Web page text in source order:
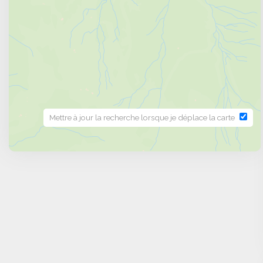
au ski à Morillon ?
Ce qui distingue Morillon, c’est son équilibre
conserve son âme traditionnelle tout en offrant
convivialité d’une petite station alliée à la
destination qui séduit autant les familles que les
Quels retours d’expérience soulignent la
au ski à Morillon ?
Les vacanciers soulignent souvent la tranquillité
qualité des hébergements. Les familles
diversité des activités. Les amateurs de ski
que d’autres retiennent surtout la convivialité et la
Quels conseils pratiques pour profiter
Pour un séjour fluide, privilégiez une location
quotidiennement. Pensez à réserver vos cours ou
Mettre à jour la recherche lorsque je déplace la carte